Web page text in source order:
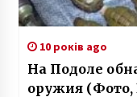
10 років ago
На Подоле
оружия (Фото,